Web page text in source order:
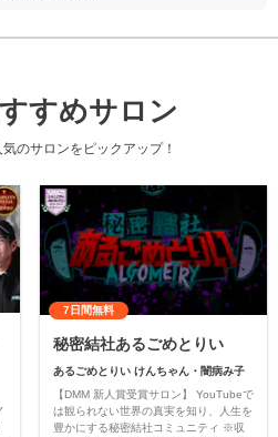
すめサロン
のサロンをピックアップ！
7日間無料
秘密結社あるごめとりい
あるごめとりい けんちゃん・闇病み子
【DMM 新人賞受賞サロン】 YouTubeで
は観られない世界の真実を知り、人生を
豊かにする秘密結社コミュニティ ※収